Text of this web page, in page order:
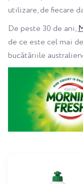
utilizare, de fiecare
De peste 30 de ani,
de ce este cel mai
bucătăriile